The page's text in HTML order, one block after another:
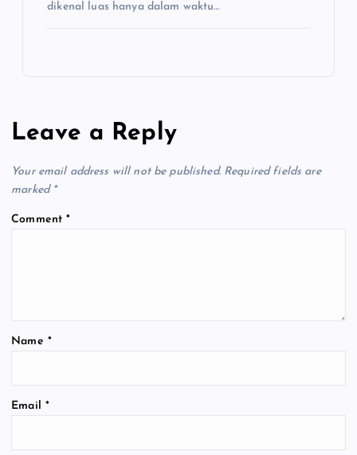
dikenal luas hanya dalam waktu…
Leave a Reply
Your email address will not be published. Required fields are
marked *
Comment*
Name *
Email *